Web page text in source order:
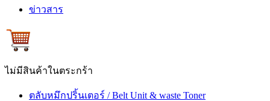
ข่าวสาร
ไม่มีสินค้าในตระกร้า
ตลับหมึกปริ้นเตอร์ / Belt Unit & waste Toner